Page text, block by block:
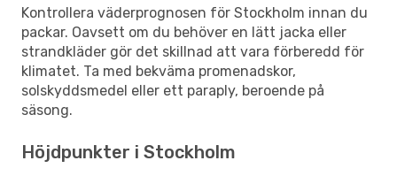
Kontrollera väderprognosen för Stockholm innan du
packar. Oavsett om du behöver en lätt jacka eller
strandkläder gör det skillnad att vara förberedd för
klimatet. Ta med bekväma promenadskor,
solskyddsmedel eller ett paraply, beroende på
säsong.
Höjdpunkter i Stockholm